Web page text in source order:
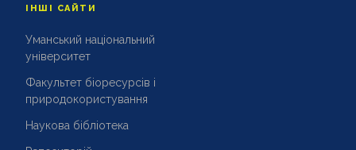
ІНШІ САЙТИ
Уманський національний
університет
Факультет біоресурсів і
природокористування
Наукова бібліотека